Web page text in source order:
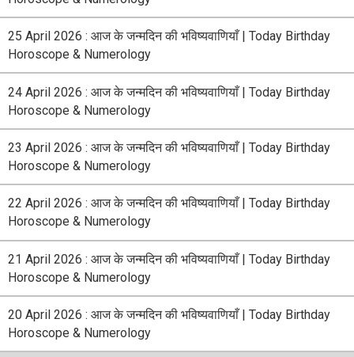
25 April 2026 : आज के जन्मदिन की भविष्यवाणियाँ | Today Birthday
Horoscope & Numerology
24 April 2026 : आज के जन्मदिन की भविष्यवाणियाँ | Today Birthday
Horoscope & Numerology
23 April 2026 : आज के जन्मदिन की भविष्यवाणियाँ | Today Birthday
Horoscope & Numerology
22 April 2026 : आज के जन्मदिन की भविष्यवाणियाँ | Today Birthday
Horoscope & Numerology
21 April 2026 : आज के जन्मदिन की भविष्यवाणियाँ | Today Birthday
Horoscope & Numerology
20 April 2026 : आज के जन्मदिन की भविष्यवाणियाँ | Today Birthday
Horoscope & Numerology